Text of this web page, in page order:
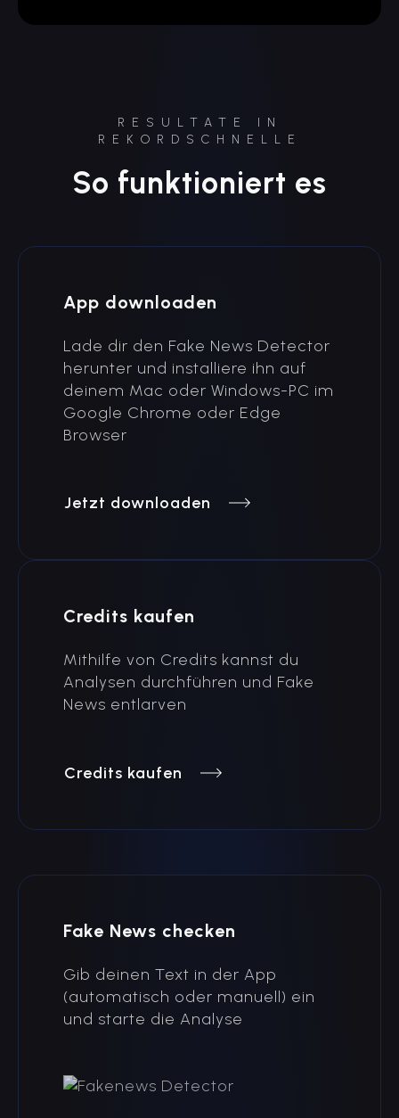
RESULTATE IN
REKORDSCHNELLE
So funktioniert es
App downloaden
Lade dir den Fake News Detector
herunter und installiere ihn auf
deinem Mac oder Windows-PC im
Google Chrome oder Edge
Browser
Jetzt downloaden
Credits kaufen
Mithilfe von Credits kannst du
Analysen durchführen und Fake
News entlarven
Credits kaufen
Fake News checken
Gib deinen Text in der App
(automatisch oder manuell) ein
und starte die Analyse